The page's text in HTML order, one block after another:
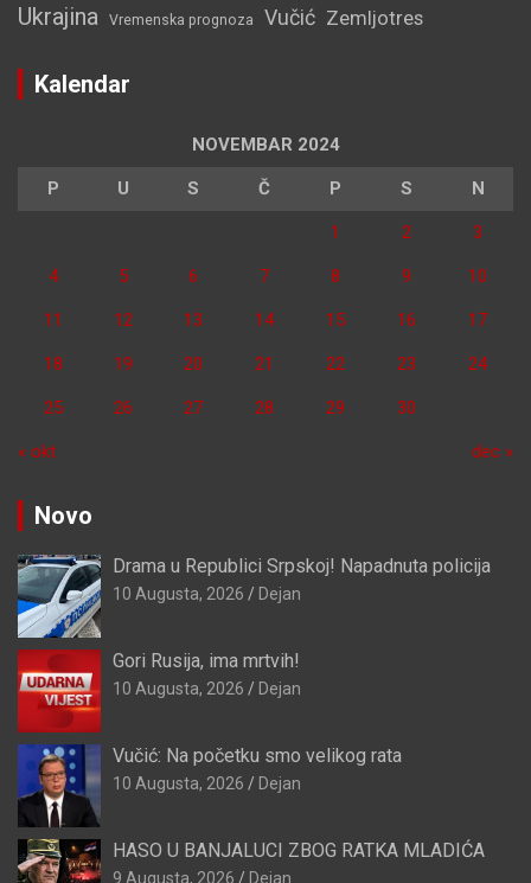
Ukrajina Vremenska prognoza Vučić Zemljotres
Kalendar
NOVEMBAR 2024
P U S Č P S N
1 2 3
4 5 6 7 8 9 10
11 12 13 14 15 16 17
18 19 20 21 22 23 24
25 26 27 28 29 30
« okt dec »
Novo
Drama u Republici Srpskoj! Napadnuta policija
10 Augusta, 2026 Dejan
Gori Rusija, ima mrtvih!
10 Augusta, 2026 Dejan
Vučić: Na početku smo velikog rata
10 Augusta, 2026 Dejan
HASO U BANJALUCI ZBOG RATKA MLADIĆA
9 Augusta, 2026 Dejan